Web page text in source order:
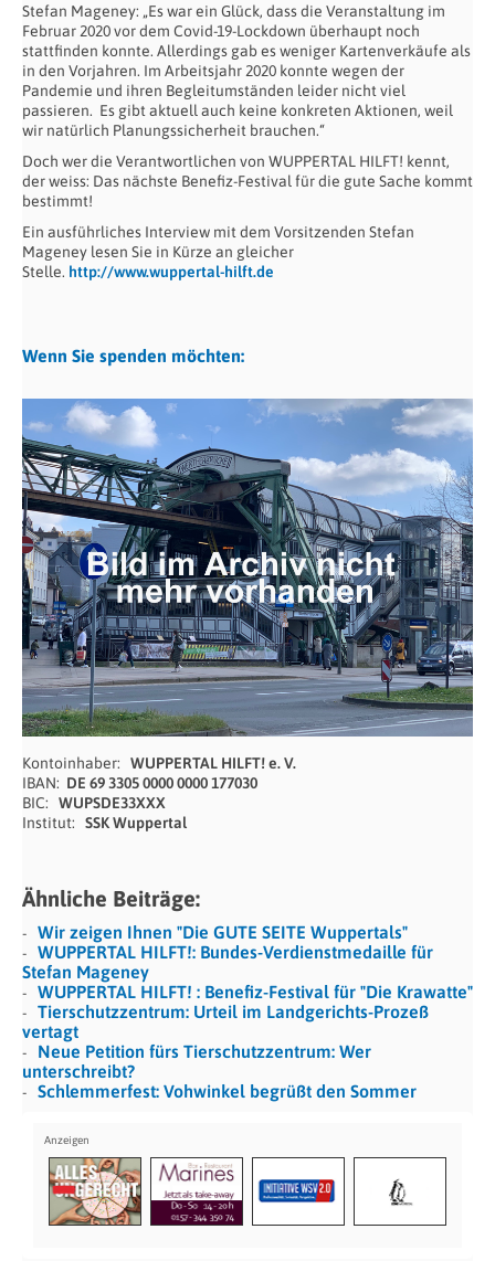
Stefan Mageney: „Es war ein Glück, dass die Veranstaltung im
Februar 2020 vor dem Covid-19-Lockdown überhaupt noch
stattfinden konnte. Allerdings gab es weniger Kartenverkäufe als
in den Vorjahren. Im Arbeitsjahr 2020 konnte wegen der
Pandemie und ihren Begleitumständen leider nicht viel
passieren. Es gibt aktuell auch keine konkreten Aktionen, weil
wir natürlich Planungssicherheit brauchen.“
Doch wer die Verantwortlichen von WUPPERTAL HILFT! kennt,
der weiss: Das nächste Benefiz-Festival für die gute Sache kommt
bestimmt!
Ein ausführliches Interview mit dem Vorsitzenden Stefan
Mageney lesen Sie in Kürze an gleicher
Stelle. http://www.wuppertal-hilft.de
Wenn Sie spenden möchten:
Kontoinhaber: WUPPERTAL HILFT! e. V.
IBAN: DE 69 3305 0000 0000 177030
BIC: WUPSDE33XXX
Institut: SSK Wuppertal
Ähnliche Beiträge:
Wir zeigen Ihnen "Die GUTE SEITE Wuppertals"
WUPPERTAL HILFT!: Bundes-Verdienstmedaille für
Stefan Mageney
WUPPERTAL HILFT! : Benefiz-Festival für "Die Krawatte"
Tierschutzzentrum: Urteil im Landgerichts-Prozeß
vertagt
Neue Petition fürs Tierschutzzentrum: Wer
unterschreibt?
Schlemmerfest: Vohwinkel begrüßt den Sommer